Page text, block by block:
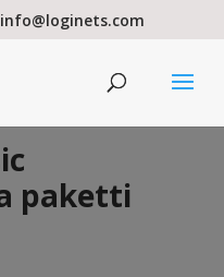
info@loginets.com
paketti